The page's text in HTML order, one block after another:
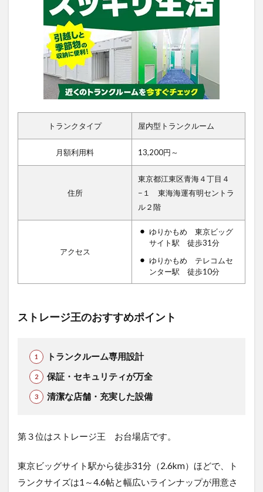
トランクタイプ 屋内型トランクルーム
月額利用料 13,200円～
住所
東京都江東区青海４丁目４
−１ 東海海運有明セントラ
ル２階
アクセス
ゆりかもめ 東京ビッグ
サイト駅 徒歩31分
ゆりかもめ テレコムセ
ンター駅 徒歩10分
ストレージ王のおすすめポイント
トランクルーム専用設計
保証・セキュリティが万全
清潔な店舗・充実した設備
第３位はストレージ王 お台場店です。
東京ビッグサイト駅から徒歩31分（2.6km）ほどで、ト
ランクサイズは1～4.6帖と幅広いラインナップが用意さ